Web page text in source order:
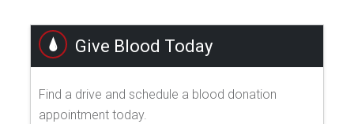
Give Blood Today
Find a drive and schedule a blood donation
appointment today.